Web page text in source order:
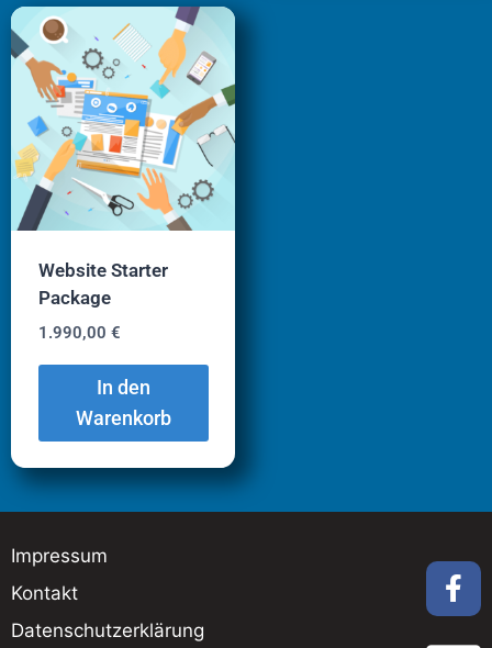
Website Starter
Package
1.990,00 €
In den
Warenkorb
Impressum
Kontakt
Datenschutzerklärung